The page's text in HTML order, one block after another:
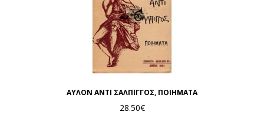
ΑΥΛΟΝ ΑΝΤΙ ΣΑΛΠΙΓΓΟΣ, ΠΟΙΗΜΑΤΑ
28.50€